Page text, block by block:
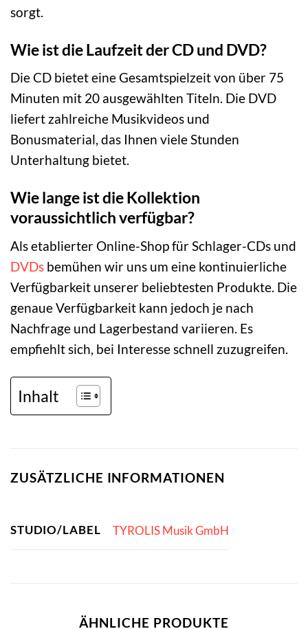
sorgt.
Wie ist die Laufzeit der CD und DVD?
Die CD bietet eine Gesamtspielzeit von über 75
Minuten mit 20 ausgewählten Titeln. Die DVD
liefert zahlreiche Musikvideos und
Bonusmaterial, das Ihnen viele Stunden
Unterhaltung bietet.
Wie lange ist die Kollektion
voraussichtlich verfügbar?
Als etablierter Online-Shop für Schlager-CDs und
DVDs bemühen wir uns um eine kontinuierliche
Verfügbarkeit unserer beliebtesten Produkte. Die
genaue Verfügbarkeit kann jedoch je nach
Nachfrage und Lagerbestand variieren. Es
empfiehlt sich, bei Interesse schnell zuzugreifen.
Inhalt
ZUSÄTZLICHE INFORMATIONEN
STUDIO/LABEL TYROLIS Musik GmbH
ÄHNLICHE PRODUKTE